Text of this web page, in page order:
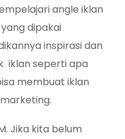
angle iklan
dipakai
inspirasi dan
iklan seperti apa
membuat iklan
Jika kita belum